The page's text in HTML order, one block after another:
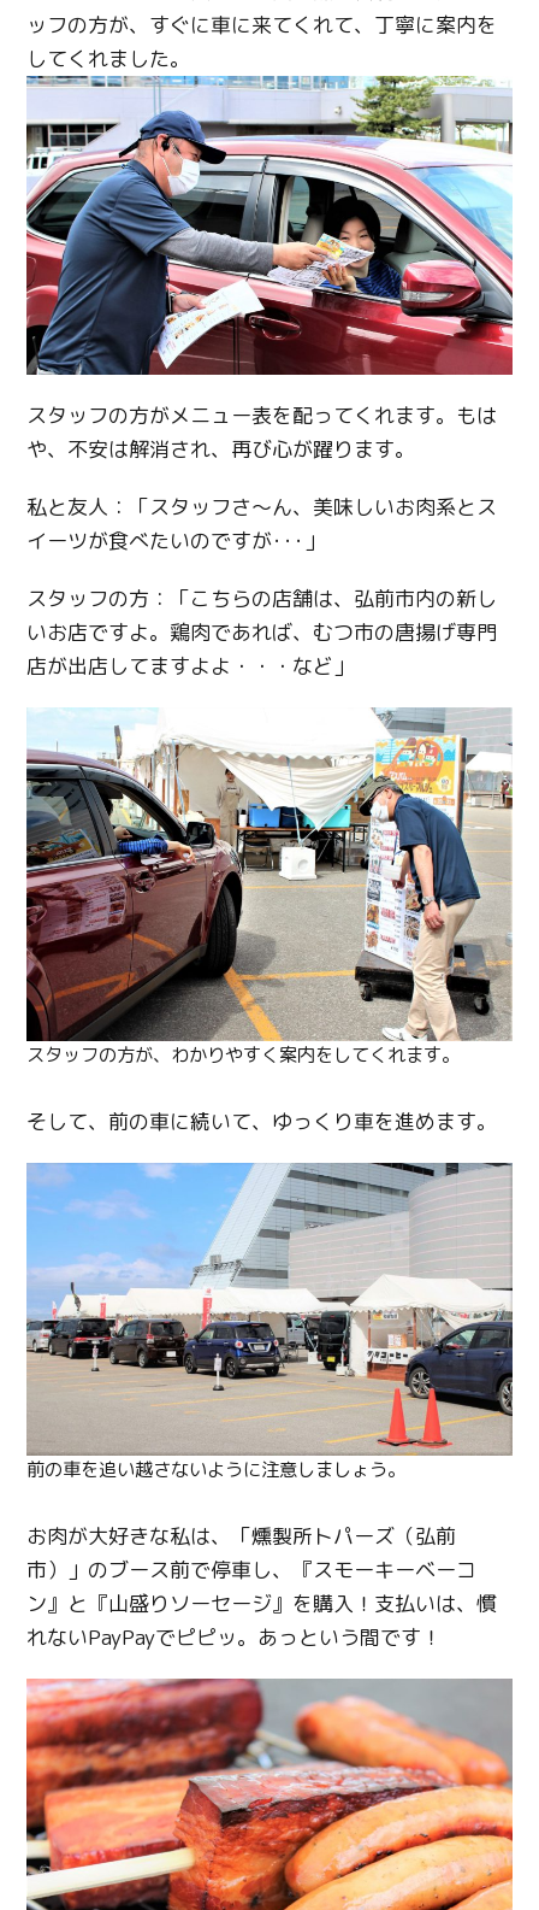
ッフの方が、すぐに車に来てくれて、丁寧に案内を
してくれました。
スタッフの方がメニュー表を配ってくれます。もは
や、不安は解消され、再び心が躍ります。
私と友人：「スタッフさ～ん、美味しいお肉系とス
イーツが食べたいのですが･･･」
スタッフの方：「こちらの店舗は、弘前市内の新し
いお店ですよ。鶏肉であれば、むつ市の唐揚げ専門
店が出店してますよよ・・・など」
スタッフの方が、わかりやすく案内をしてくれます。
そして、前の車に続いて、ゆっくり車を進めます。
前の車を追い越さないように注意しましょう。
お肉が大好きな私は、「燻製所トパーズ（弘前
市）」のブース前で停車し、『スモーキーベーコ
ン』と『山盛りソーセージ』を購入！支払いは、慣
れないPayPayでピピッ。あっという間です！